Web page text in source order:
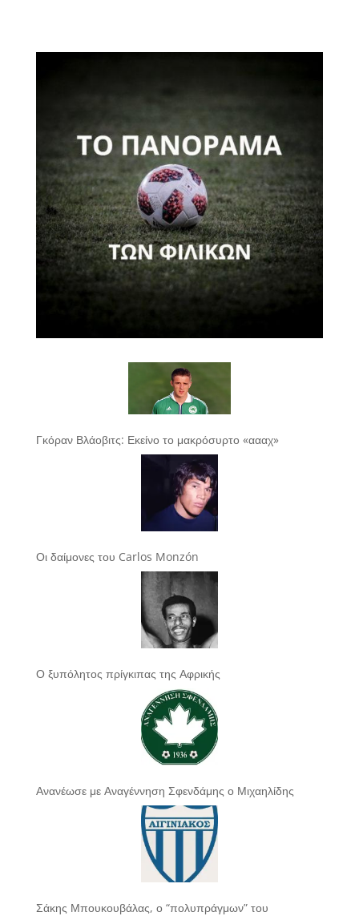
Γκόραν Βλάοβιτς: Εκείνο το μακρόσυρτο «αααχ»
Οι δαίμονες του Carlos Monzón
Ο ξυπόλητος πρίγκιπας της Αφρικής
Ανανέωσε με Αναγέννηση Σφενδάμης ο Μιχαηλίδης
Σάκης Μπουκουβάλας, ο “πολυπράγμων” του